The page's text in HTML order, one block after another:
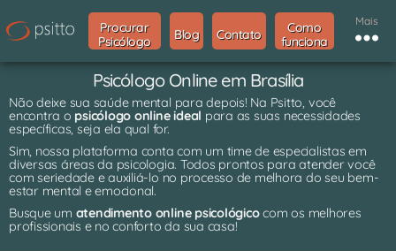
Procurar
Psicólogo
Blog Contato
Como
funciona
Mais
Psicólogo Online em Brasília
Não deixe sua saúde mental para depois! Na Psitto, você
encontra o psicólogo online ideal para as suas necessidades
específicas, seja ela qual for.
Sim, nossa plataforma conta com um time de especialistas em
diversas áreas da psicologia. Todos prontos para atender você
com seriedade e auxiliá-lo no processo de melhora do seu bem-
estar mental e emocional.
Busque um atendimento online psicológicocom os melhores
profissionais e no conforto da sua casa!